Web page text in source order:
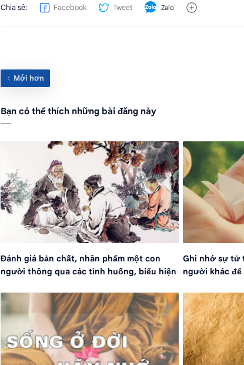
Zalo
Bạn có thể thích những bài đăng này
Đánh giá bản chất, nhân phẩm một con
người thông qua các tình huống, biểu hiện
Ghi nhớ sự tử
người khác để